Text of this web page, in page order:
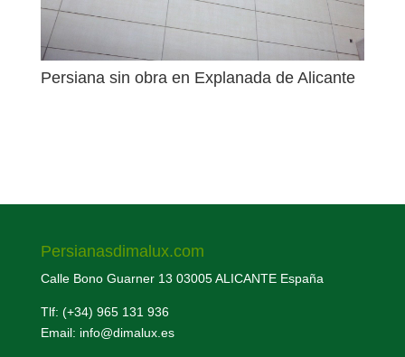
Persiana sin obra en Explanada de Alicante
Persianasdimalux.com
Calle Bono Guarner 13 03005 ALICANTE España
Tlf: (+34) 965 131 936
Email: info@dimalux.es